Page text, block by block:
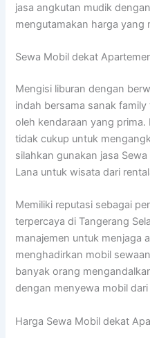
jasa angkutan mudik
mengutamakan harga yang
Sewa Mobil dekat
Mengisi liburan dengan
indah bersama sanak
oleh kendaraan yang prima.
tidak cukup untuk
silahkan gunakan jasa
Lana untuk wisata dari
Memiliki reputasi sebagai
terpercaya di Tangerang
manajemen untuk menjaga
menghadirkan mobil
banyak orang
dengan menyewa mobil dari
Harga Sewa Mobil dekat